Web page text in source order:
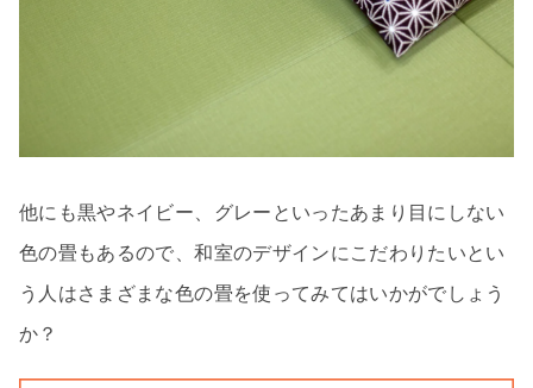
他にも黒やネイビー、グレーといったあまり目にしない
色の畳もあるので、和室のデザインにこだわりたいとい
う人はさまざまな色の畳を使ってみてはいかがでしょう
か？